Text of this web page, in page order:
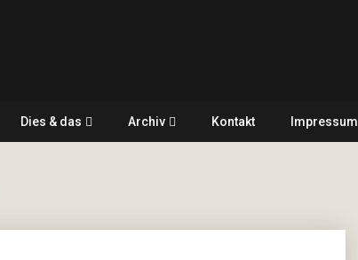
Dies & das Archiv Kontakt Impressum